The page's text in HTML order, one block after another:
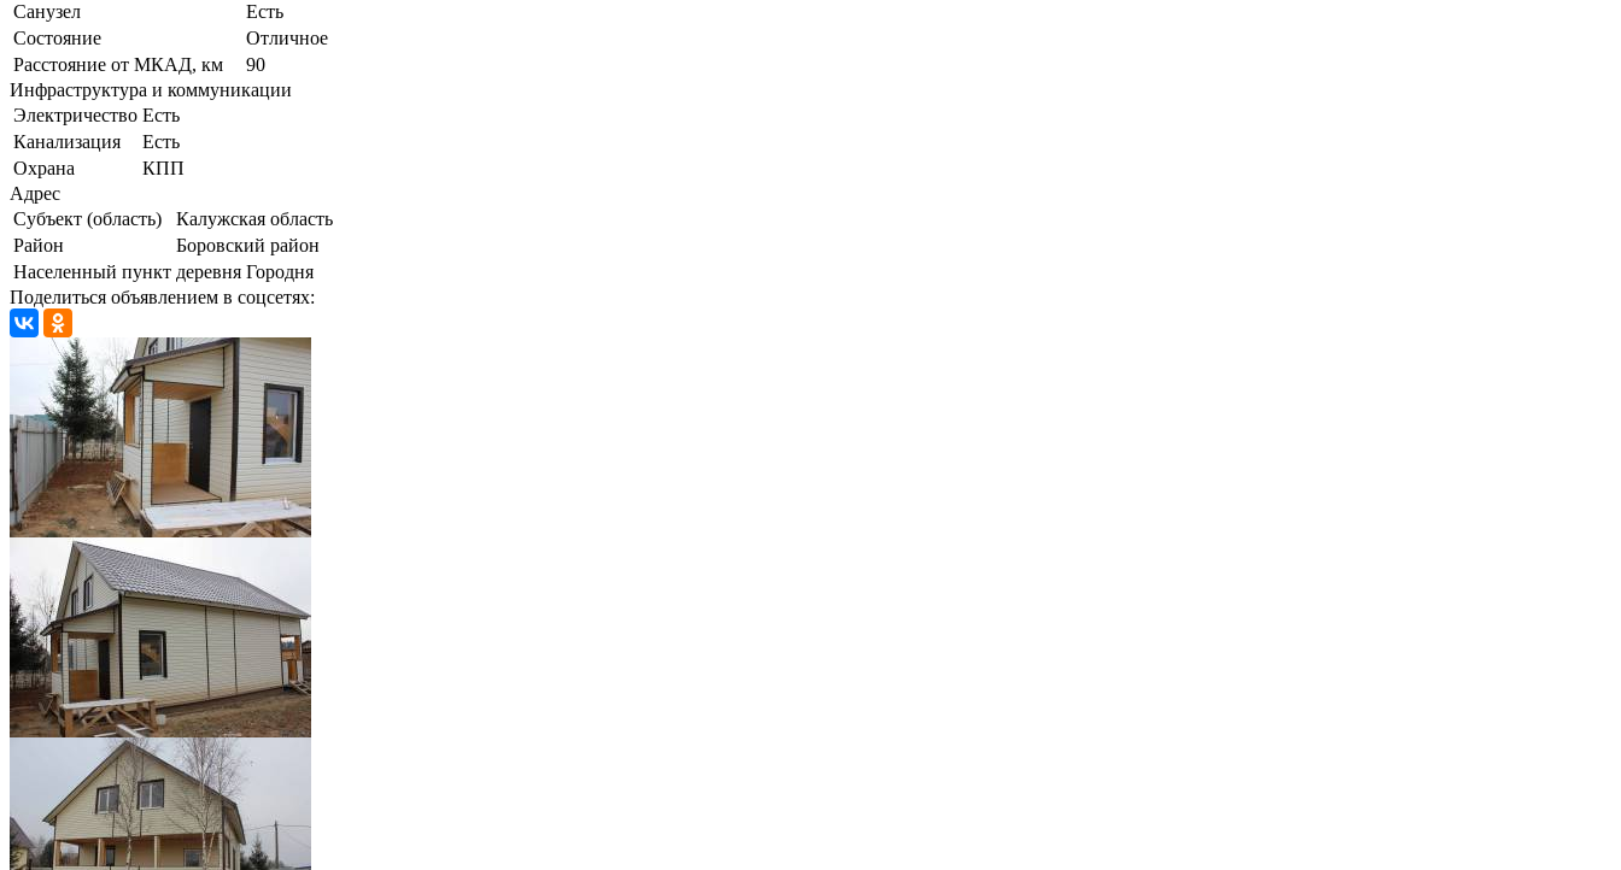
Санузел
Есть
Состояние
Отличное
Расстояние от МКАД, км
90
Инфраструктура и коммуникации
Электричество Есть
Канализация
Есть
Охрана
КПП
Адрес
Субъект (область)
Калужская область
Район
Боровский район
Населенный пункт деревня Городня
Поделиться объявлением в соцсетях: